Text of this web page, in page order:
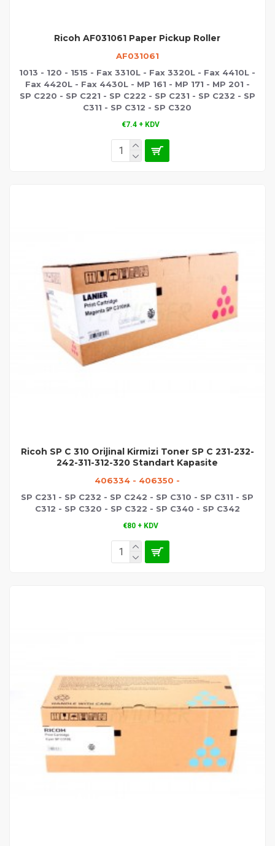
AF031061
1013 - 120 - 1515 - Fax 3310L - Fax 3320L - Fax 4410L -
Fax 4420L - Fax 4430L - MP 161 - MP 171 - MP 201 -
SP C220 - SP C221 - SP C222 - SP C231 - SP C232 - SP
C311 - SP C312 - SP C320
Ricoh AF031061 Paper Pickup Roller
€7.4 + KDV
406334 - 406350 -
SP C231 - SP C232 - SP C242 - SP C310 - SP C311 - SP
C312 - SP C320 - SP C322 - SP C340 - SP C342
Ricoh SP C 310 Orijinal Kirmizi Toner SP C 231-232-
242-311-312-320 Standart Kapasite
€80 + KDV